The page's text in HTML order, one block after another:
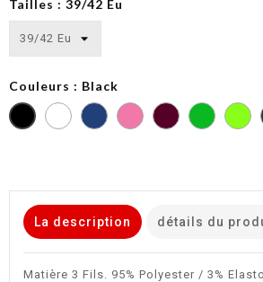
Tailles : 39/42 Eu
Couleurs : Black
La description détails du
Matière 3 Fils. 95% Polyester / 3%